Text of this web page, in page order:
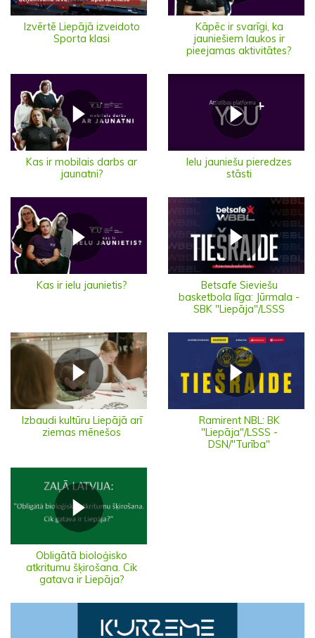
Izvērtē Liepājā izveidoto
Sporta klasi
Kāpēc ir svarīgi, ka
jauniešiem laukos ir
pieejamas aktivitātes?
Kas ir mobilais darbs ar
jaunatni?
Ielu jauniešu pieredzes
stāsti
Kas ir ielu jaunietis?
Betsafe Sieviešu
basketbola līga: Jūrmala -
SBK "Liepāja"/LSSS
Izbaudi kultūru Liepājā arī
ziemas mēnešos
Ramirent NBL: BK
"Liepāja"/LSSS -
DSN/"Turība"
Obligātā bioloģisko
atkritumu šķirošana. Cik
gatava ir Liepāja?